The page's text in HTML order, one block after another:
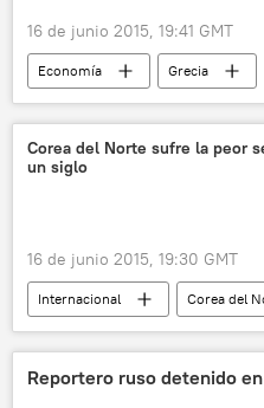
16 de junio 2015, 19:41 GMT
Economía
Grecia
Gabriel Sakellaridis
Panayotis Lafazanis
Fondo Monetario Internacional (FMI)
Corea del Norte sufre la peor
un siglo
16 de junio 2015, 19:30 GMT
Internacional
Corea del
Agencia Telegráfica Central de
🌏 Asia
noticias
Reportero ruso detenido